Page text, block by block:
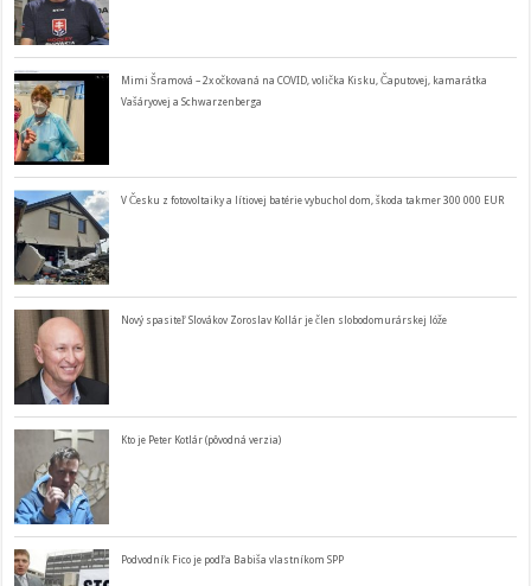
Mimi Šramová – 2x očkovaná na COVID, volička Kisku, Čaputovej, kamarátka
Vašáryovej a Schwarzenberga
V Česku z fotovoltaiky a lítiovej batérie vybuchol dom, škoda takmer 300 000 EUR
Nový spasiteľ Slovákov Zoroslav Kollár je člen slobodomurárskej lóže
Kto je Peter Kotlár (pôvodná verzia)
Podvodník Fico je podľa Babiša vlastníkom SPP